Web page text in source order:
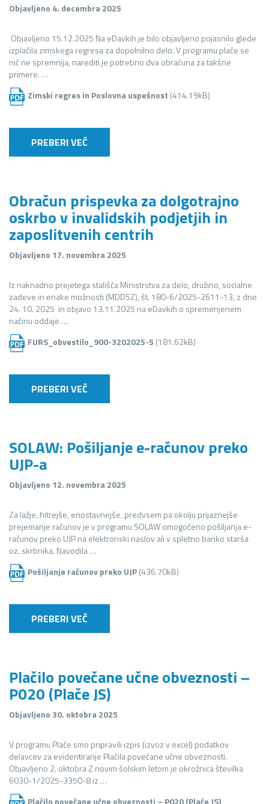
Objavljeno 4. decembra 2025
Objavljeno 15.12.2025 Na eDavkih je bilo objavljeno pojasnilo glede
izplačila zimskega regresa za dopolnilno delo. V programu plače se
nič ne spremnija, narediti je potrebno dva obračuna za takšne
primere. …
Zimski regres in Poslovna uspešnost (414.19kB)
PREBERI VEČ
Obračun prispevka za dolgotrajno
oskrbo v invalidskih podjetjih in
zaposlitvenih centrih
Objavljeno 17. novembra 2025
Iz naknadno prejetega stališča Ministrstva za delo, družino, socialne
zadeve in enake možnosti (MDDSZ), št. 180-6/2025-2611-13, z dne
24. 10. 2025 in objavo 13.11.2025 na eDavkih o spremenjenem
načinu oddaje …
FURS_obvestilo_900-3202025-5 (181.62kB)
PREBERI VEČ
SOLAW: Pošiljanje e-računov preko
UJP-a
Objavljeno 12. novembra 2025
Za lažje, hitrejše, enostavnejše, predvsem pa okolju prijaznejše
prejemanje računov je v programu SOLAW omogočeno pošiljanja e-
računov preko UJP na elektronski naslov ali v spletno banko starša
oz. skrbnika. Navodila …
Pošiljanje računov preko UJP(436.70kB)
PREBERI VEČ
Plačilo povečane učne obveznosti –
P020 (Plače JS)
Objavljeno 30. oktobra 2025
V programu Plače smo pripravili izpis (izvoz v excel) podatkov
delavcev za evidentiranje Plačila povečane učne obveznosti.
Objavljeno 2. oktobra Z novim šolskim letom je okrožnica številka
6030-1/2025-3350-8 iz …
Plačilo povečane učne obveznosti – P020 (Plače JS)